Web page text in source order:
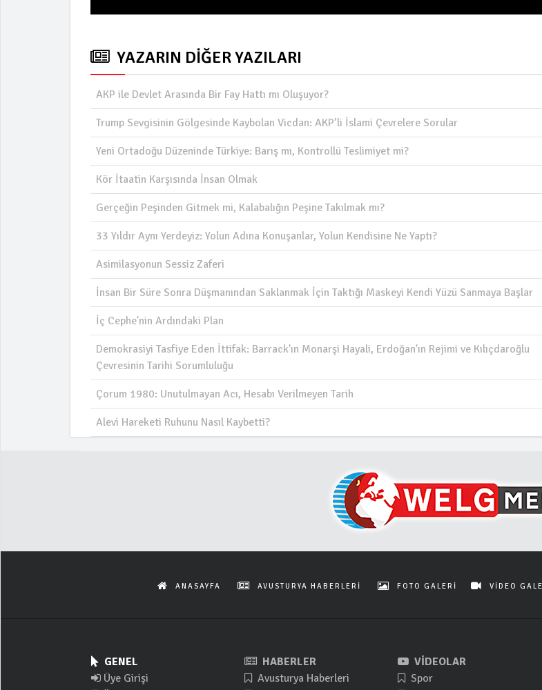
YAZARIN DİĞER YAZILARI
AKP ile Devlet Arasında Bir Fay Hattı mı Oluşuyor?
Trump Sevgisinin Gölgesinde Kaybolan Vicdan: AKP’li İslami Çevrelere Sorular
Yeni Ortadoğu Düzeninde Türkiye: Barış mı, Kontrollü Teslimiyet mi?
Kör İtaatin Karşısında İnsan Olmak
Gerçeğin Peşinden Gitmek mi, Kalabalığın Peşine Takılmak mı?
33 Yıldır Aynı Yerdeyiz: Yolun Adına Konuşanlar, Yolun Kendisine Ne Yaptı?
Asimilasyonun Sessiz Zaferi
İnsan Bir Süre Sonra Düşmanından Saklanmak İçin Taktığı Maskeyi Kendi Yüzü Sanmaya Başlar
İç Cephe'nin Ardındaki Plan
Demokrasiyi Tasfiye Eden İttifak: Barrack'ın Monarşi Hayali, Erdoğan'ın Rejimi ve Kılıçdaroğlu
Çevresinin Tarihi Sorumluluğu
Çorum 1980: Unutulmayan Acı, Hesabı Verilmeyen Tarih
Alevi Hareketi Ruhunu Nasıl Kaybetti?
ANASAYFA AVUSTURYA HABERLERİ FOTO GALERİ VİDEO
GENEL
Üye Girişi
HABERLER
Avusturya Haberleri
VİDEOLAR
Spor